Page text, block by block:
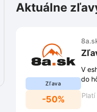
Aktuálne
Zľava
-50%
V
do